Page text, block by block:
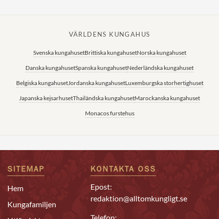
VÄRLDENS KUNGAHUS
Svenska kungahusetBrittiska kungahusetNorska kungahuset
Danska kungahusetSpanska kungahusetNederländska kungahuset
Belgiska kungahusetJordanska kungahusetLuxemburgska storhertighuset
Japanska kejsarhusetThailändska kungahusetMarockanska kungahuset
Monacos furstehus
SITEMAP
Hem
Kungafamiljen
KONTAKTA OSS
Epost:
redaktion@alltomkungligt.se